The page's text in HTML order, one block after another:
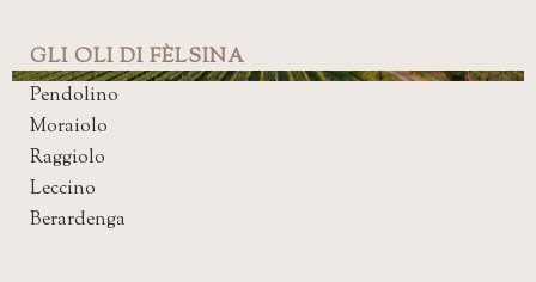
GLI OLI DI FÈLSINA
Pendolino
Moraiolo
Raggiolo
Leccino
Berardenga